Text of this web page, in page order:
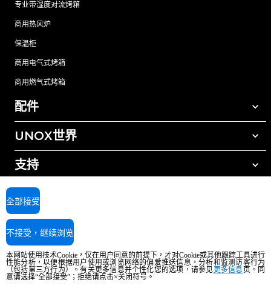
专业带湿度对流烤箱
商用热风炉
保温柜
商用电气式烤箱
商用燃气式烤箱
配件
所有配件
手动清洗清洁剂
树脂过滤水处理
反渗透水处理
UNOX世界
我们在全球的办事处
支持
UNOX质保
查找经销商
查找服务中心
版权所有2026 UNOX SpA保留所有权利。Reg.Imp.Padova n°04230750285 -
REA Padova 372835 - Cap.Soc.5.000.000€iv - 增值税/税号04230750285 - IT
WEEE Reg. No. IT08020000000377
AI Content Disclaimer
本网站使用技术Cookie，仅在用户同意的前提下，才对Cookie或其他跟踪工具进行
性能分析，以便根据用户使用或浏览网络的偏爱推送信息，分析和监测访客行为
（包括第三方行为）。有关更多信息并个性化您的选项，请参见更多信息 页。同
意请选择“全部接受”；拒绝请点击×关闭符号。
全部接受
不接受，继续浏览